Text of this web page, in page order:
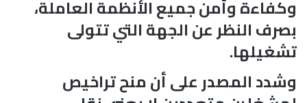
وكفاءة وأمن جميع الأنظمة العاملة،
بصرف النظر عن الجهة التي تتولى
تشغيلها.
وشدد المصدر على أن منح تراخيص